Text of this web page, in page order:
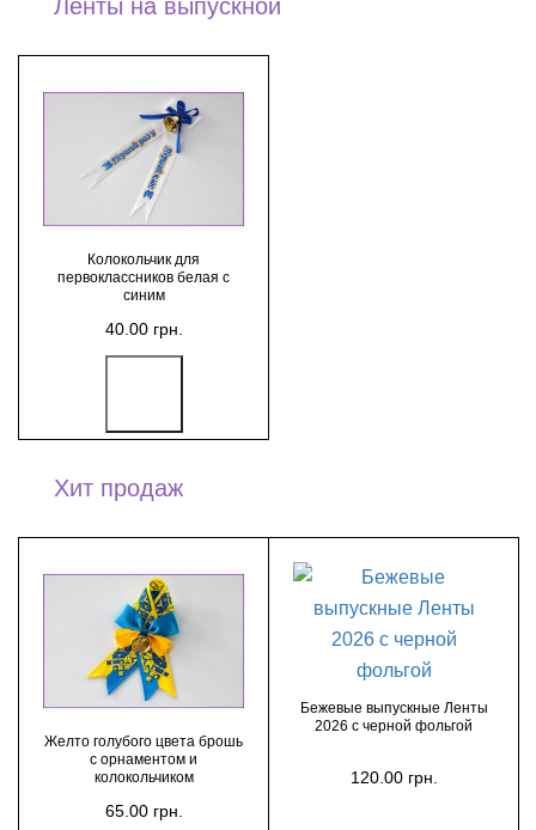
Ленты на выпускной
Колокольчик для
первоклассников белая с
синим
40.00 грн.
Хит продаж
Желто голубого цвета брошь
с орнаментом и
колокольчиком
65.00 грн.
Бежевые выпускные Ленты
2026 с черной фольгой
120.00 грн.